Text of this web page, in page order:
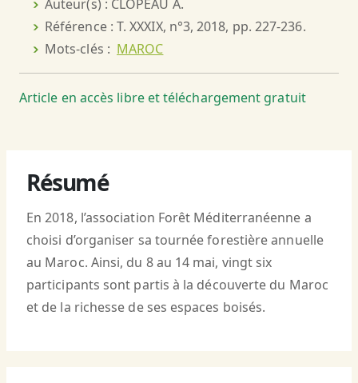
Auteur(s) : CLOPEAU A.
Référence : T. XXXIX, n°3, 2018, pp. 227-236.
Mots-clés : MAROC
Article en accès libre et téléchargement gratuit
Résumé
En 2018, l’association Forêt Méditerranéenne a
choisi d’organiser sa tournée forestière annuelle
au Maroc. Ainsi, du 8 au 14 mai, vingt six
participants sont partis à la découverte du Maroc
et de la richesse de ses espaces boisés.